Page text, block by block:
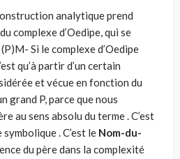
analytique prend
complexe d’Oedipe, qui se
Si le complexe d’Oedipe
qu’à partir d’un certain
et vécue en fonction du
grand P, parce que nous
au sens absolu du terme . C’est
. C’est le Nom-du-
du père dans la complexité